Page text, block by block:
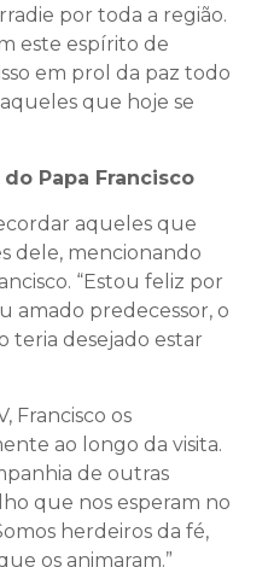
por toda a região.
este espírito de
em prol da paz todo
que hoje se
Papa Francisco
aqueles que
dele, mencionando
“Estou feliz por
amado predecessor, o
teria desejado estar
Francisco os
ao longo da visita.
de outras
que nos esperam no
herdeiros da fé,
os animaram.”